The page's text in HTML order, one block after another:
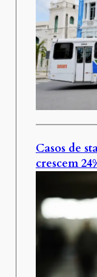
Casos de
crescem